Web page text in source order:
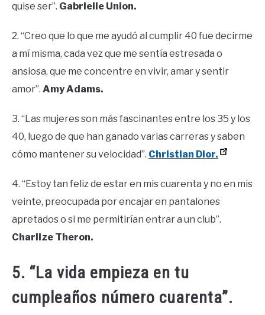
quise ser”. Gabrielle Union.
2. “Creo que lo que me ayudó al cumplir 40 fue decirme
a mí misma, cada vez que me sentía estresada o
ansiosa, que me concentre en vivir, amar y sentir
amor”. Amy Adams.
3. “Las mujeres son más fascinantes entre los 35 y los
40, luego de que han ganado varias carreras y saben
cómo mantener su velocidad”. Christian Dior.
4. “Estoy tan feliz de estar en mis cuarenta y no en mis
veinte, preocupada por encajar en pantalones
apretados o si me permitirían entrar a un club”.
Charlize Theron.
5. “La vida empieza en tu
cumpleaños número cuarenta”.